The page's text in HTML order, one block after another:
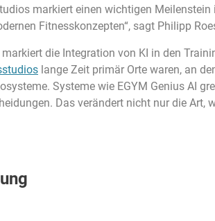
markiert einen wichtigen
Fitnesskonzepten“, sagt Philipp
die Integration von KI in den
lange Zeit primär Orte waren, an
Systeme wie EGYM Genius AI
Das verändert nicht nur die